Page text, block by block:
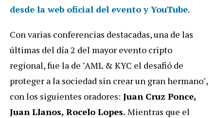
desde la web oficial del evento y YouTube.
Con varias conferencias destacadas, una de las
últimas del día 2 del mayor evento cripto
regional, fue la de "AML & KYC el desafió de
proteger a la sociedad sin crear un gran hermano",
con los siguientes oradores: Juan Cruz Ponce,
Juan Llanos, Rocelo Lopes. Mientras que el